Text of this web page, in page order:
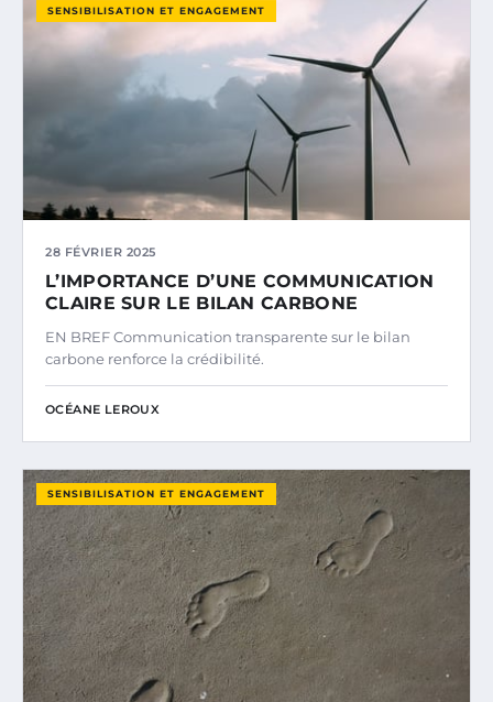
SENSIBILISATION ET ENGAGEMENT
28 FÉVRIER 2025
L’IMPORTANCE D’UNE COMMUNICATION
CLAIRE SUR LE BILAN CARBONE
EN BREF Communication transparente sur le bilan
carbone renforce la crédibilité.
OCÉANE LEROUX
SENSIBILISATION ET ENGAGEMENT